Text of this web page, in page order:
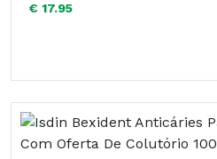
€ 17.95